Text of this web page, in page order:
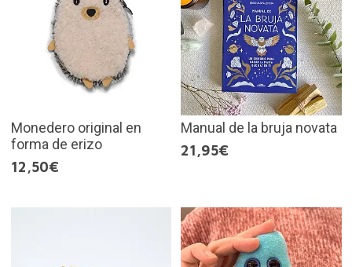
Monedero original en
forma de erizo
12,50€
Manual de la bruja novata
21,95€